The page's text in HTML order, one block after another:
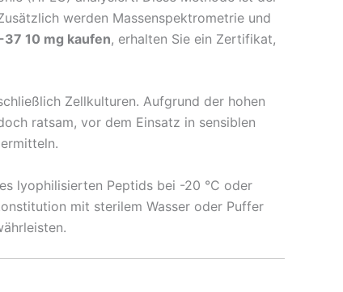
werden Massenspektrometrie und
37 10 mg kaufen, erhalten Sie ein Zertifikat,
Zellkulturen. Aufgrund der hohen
ratsam, vor dem Einsatz in sensiblen
lyophilisierten Peptids bei -20 °C oder
mit sterilem Wasser oder Puffer